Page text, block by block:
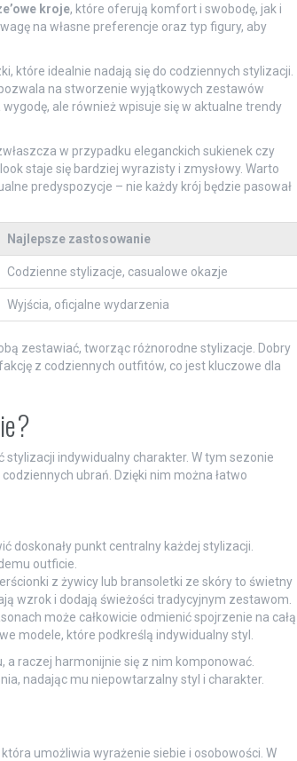
kroje, które oferują komfort i swobodę, jak i
na własne preferencje oraz typ figury, aby
które idealnie nadają się do codziennych stylizacji.
na stworzenie wyjątkowych zestawów
ale również wpisuje się w aktualne trendy
w przypadku eleganckich sukienek czy
staje się bardziej wyrazisty i zmysłowy. Warto
predyspozycje – nie każdy krój będzie pasował
Najlepsze zastosowanie
Codzienne stylizacje, casualowe okazje
Wyjścia, oficjalne wydarzenia
zestawiać, tworząc różnorodne stylizacje. Dobry
z codziennych outfitów, co jest kluczowe dla
indywidualny charakter. W tym sezonie
ubrań. Dzięki nim można łatwo
doskonały punkt centralny każdej stylizacji.
outficie.
z żywicy lub bransoletki ze skóry to świetny
wzrok i dodają świeżości tradycyjnym zestawom.
może całkowicie odmienić spojrzenie na całą
modele, które podkreślą indywidualny styl.
a raczej harmonijnie się z nim komponować.
nadając mu niepowtarzalny styl i charakter.
umożliwia wyrażenie siebie i osobowości. W